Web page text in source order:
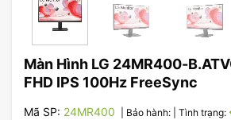
Màn Hình LG 24MR400-
FHD IPS 100Hz FreeSync
Mã SP: 24MR400 | Bảo hành: | Tình trạng: